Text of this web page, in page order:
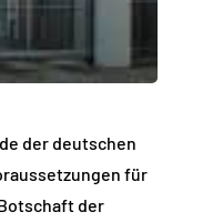
der deutschen
für
der